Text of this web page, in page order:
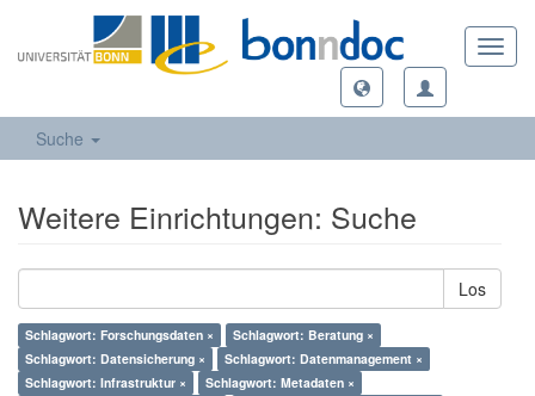
Suche
Weitere Einrichtungen: Suche
Los
Schlagwort: Forschungsdaten ×
Schlagwort: Beratung ×
Schlagwort: Datensicherung ×
Schlagwort: Datenmanagement ×
Schlagwort: Infrastruktur ×
Schlagwort: Metadaten ×